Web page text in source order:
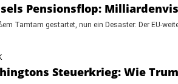
Pensionsflop:
Tamtam gestartet, nun ein Desaster: Der EU-
Steuerkrieg: Wie